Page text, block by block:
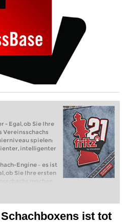
- Egal, ob Sie Ihre
Vereinsschachs
spielen:
intelligenter
Engine – es ist
ob Sie Ihre ersten
machen
spielen: Mit
intelligenter und
ens ist tot